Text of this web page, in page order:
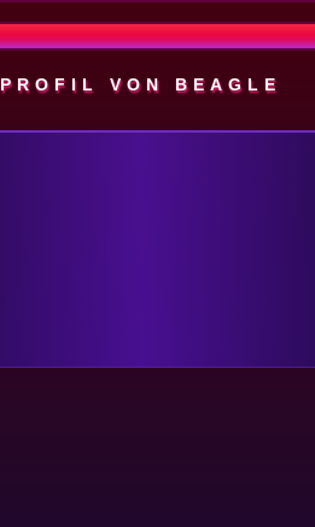
PROFIL VON BEAGLE